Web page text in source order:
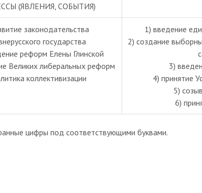
(ЯВЛЕНИЯ, СОБЫТИЯ)
законодательства
государства
реформ Елены Глинской
Великих либеральных реформ
коллективизации
1) введение
2) создание
3)
4) принятие
5)
6)
цифры под соответствующими буквами.